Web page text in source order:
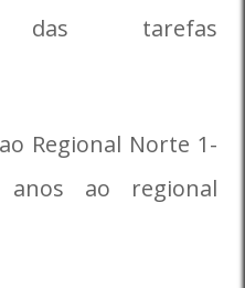
das tarefas
Regional Norte 1-
ao regional